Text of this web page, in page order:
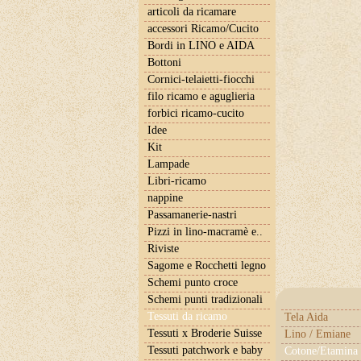
articoli da ricamare
accessori Ricamo/Cucito
Bordi in LINO e AIDA
Bottoni
Cornici-telaietti-fiocchi
filo ricamo e aguglieria
forbici ricamo-cucito
Idee
Kit
Lampade
Libri-ricamo
nappine
Passamanerie-nastri
Pizzi in lino-macramè e..
Riviste
Sagome e Rocchetti legno
Schemi punto croce
Schemi punti tradizionali
Tessuti da ricamo
Tela Aida
Lino / Emiane
Cotone/Etamina
Tessuti x Broderie Suisse
Tessuti patchwork e baby